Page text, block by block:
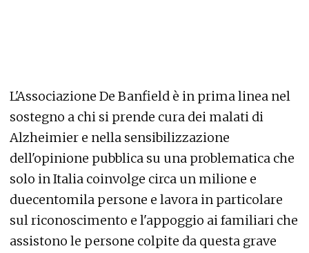
L'Associazione De Banfield è in prima linea nel
sostegno a chi si prende cura dei malati di
Alzheimier e nella sensibilizzazione
dell'opinione pubblica su una problematica che
solo in Italia coinvolge circa un milione e
duecentomila persone e lavora in particolare
sul riconoscimento e l'appoggio ai familiari che
assistono le persone colpite da questa grave